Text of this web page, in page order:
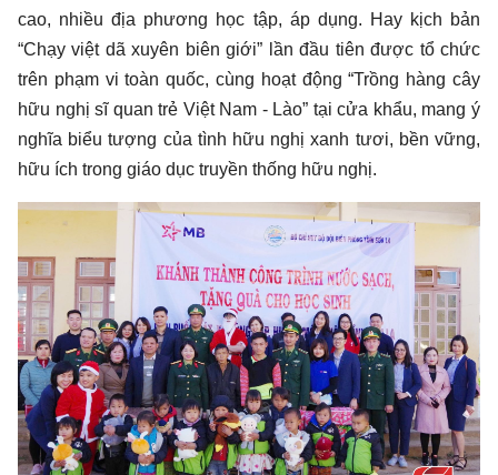
cao, nhiều địa phương học tập, áp dụng. Hay kịch bản
“Chạy việt dã xuyên biên giới” lần đầu tiên được tổ chức
trên phạm vi toàn quốc, cùng hoạt động “Trồng hàng cây
hữu nghị sĩ quan trẻ Việt Nam - Lào” tại cửa khẩu, mang ý
nghĩa biểu tượng của tình hữu nghị xanh tươi, bền vững,
hữu ích trong giáo dục truyền thống hữu nghị.